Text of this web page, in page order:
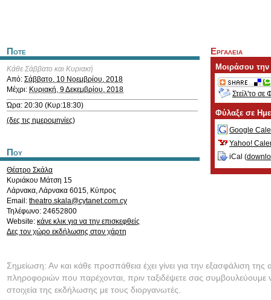
Ποτε
Κάθε Σάββατο και Κυριακή
Από: Σάββατο, 10 Νοεμβρίου, 2018
Μέχρι: Κυριακή, 9 Δεκεμβρίου, 2018
Ώρα: 20:30 (Κυρ:18:30)
(δες τις ημερομηνίες)
Που
Θέατρο Σκάλα
Κυριάκου Μάτση 15
Λάρνακα,Λάρνακα 6015, Κύπρος
Email: theatro.skala@cytanet.com.cy
Τηλέφωνο: 24652800
Website: κάνε κλικ για να την επισκεφθείς
Δες τον χώρο εκδήλωσης στον χάρτη
Εργαλεια
Μοιράσου
Στείλ'το σε
Φύλαξε σε
Google
Yahoo!
iCal (
Σημείωση: Αν και κάθε προσπάθεια έχει γίνει για την εξασφάλιση της
πληροφοριών που παρέχονται, πριν ταξιδέψετε σας συμβουλεύουμε
στοιχεία της εκδήλωσης με τους διοργανωτές.